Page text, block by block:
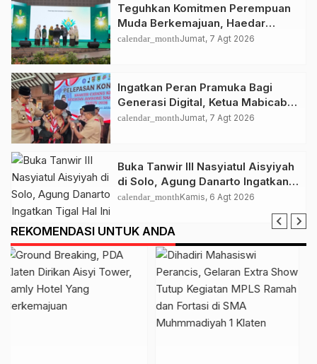
Teguhkan Komitmen Perempuan
Muda Berkemajuan, Haedar
Nashir Buka Muktamar ke-15
calendar_monthJumat, 7 Agt 2026
Ingatkan Peran Pramuka Bagi
Generasi Digital, Ketua Mabicab
Gerakan Pramuka Klaten Lepas
calendar_monthJumat, 7 Agt 2026
Buka Tanwir III Nasyiatul Aisyiyah
di Solo, Agung Danarto Ingatkan
Tigal Hal Ini Untuk Para Kader NA
calendar_monthKamis, 6 Agt 2026
REKOMENDASI UNTUK ANDA